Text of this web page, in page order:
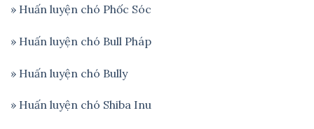
» Huấn luyện chó Phốc Sóc
» Huấn luyện chó Bull Pháp
» Huấn luyện chó Bully
» Huấn luyện chó Shiba Inu